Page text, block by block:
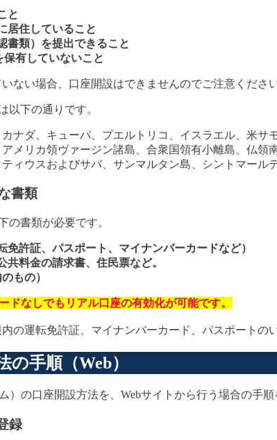
と
居住していること
書類）を提出できること
有していないこと
ない場合、口座開設はできませんのでご注意ください
以下の通りです。
ナダ、キューバ、プエルトリコ、イスラエル、米
メリカ領ヴァージン諸島、合衆国領有小離島、仏
ィウスおよびサバ、サンマルタン島、シントマール
書類
の書類が必要です。
免許証、パスポート、マイナンバーカードなど）
共料金の請求書、住民票など。
もの）
ドなしでもリアル口座の有効化が可能です。
の運転免許証、マイナンバーカード、パスポートの
の手順（Web）
）の口座開設方法を、Webサイトから行う場合の手順
録